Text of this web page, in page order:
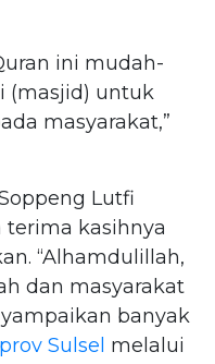
ini mudah-
(masjid) untuk
masyarakat,”
Lutfi
terima kasihnya
“Alhamdulillah,
dan masyarakat
banyak
Sulsel melalui